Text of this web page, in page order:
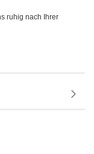
ruhig nach Ihrer